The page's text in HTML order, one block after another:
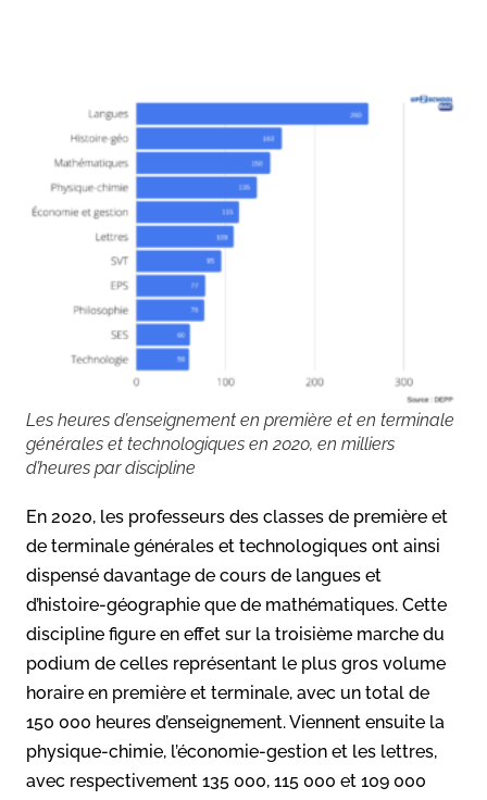
Les heures d’enseignement en première et en terminale
générales et technologiques en 2020, en milliers
d’heures par discipline
En 2020, les professeurs des classes de première et
de terminale générales et technologiques ont ainsi
dispensé davantage de cours de langues et
d’histoire-géographie que de mathématiques. Cette
discipline figure en effet sur la troisième marche du
podium de celles représentant le plus gros volume
horaire en première et terminale, avec un total de
150 000 heures d’enseignement. Viennent ensuite la
physique-chimie, l’économie-gestion et les lettres,
avec respectivement 135 000, 115 000 et 109 000